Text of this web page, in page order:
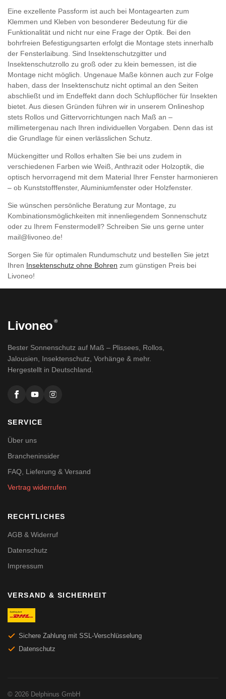
Eine exzellente Passform ist auch bei Montagearten zum
Klemmen und Kleben von besonderer Bedeutung für die
Funktionalität und nicht nur eine Frage der Optik. Bei den
bohrfreien Befestigungsarten erfolgt die Montage stets innerhalb
der Fensterlaibung. Sind Insektenschutzgitter und
Insektenschutzrollo zu groß oder zu klein bemessen, ist die
Montage nicht möglich. Ungenaue Maße können auch zur Folge
haben, dass der Insektenschutz nicht optimal an den Seiten
abschließt und im Endeffekt dann doch Schlupflöcher für Insekten
bietet. Aus diesen Gründen führen wir in unserem Onlineshop
stets Rollos und Gittervorrichtungen nach Maß an –
millimetergenau nach Ihren individuellen Vorgaben. Denn das ist
die Grundlage für einen verlässlichen Schutz.
Mückengitter und Rollos erhalten Sie bei uns zudem in
verschiedenen Farben wie Weiß, Anthrazit oder Holzoptik, die
optisch hervorragend mit dem Material Ihrer Fenster harmonieren
– ob Kunststofffenster, Aluminiumfenster oder Holzfenster.
Sie wünschen persönliche Beratung zur Montage, zu
Kombinationsmöglichkeiten mit innenliegendem Sonnenschutz
oder zu Ihrem Fenstermodell? Schreiben Sie uns gerne unter
mail@livoneo.de!
Sorgen Sie für optimalen Rundumschutz und bestellen Sie jetzt
Ihren Insektenschutz ohne Bohren zum günstigen Preis bei
Livoneo!
Livoneo ®
Bester Sonnenschutz auf Maß – Plissees, Rollos,
Jalousien, Insektenschutz, Vorhänge & mehr.
Hergestellt in Deutschland.
SERVICE
Über uns
Brancheninsider
FAQ, Lieferung & Versand
Vertrag widerrufen
RECHTLICHES
AGB & Widerruf
Datenschutz
Impressum
VERSAND & SICHERHEIT
Sichere Zahlung mit SSL-Verschlüsselung
Datenschutz
© 2026 Delphinus GmbH